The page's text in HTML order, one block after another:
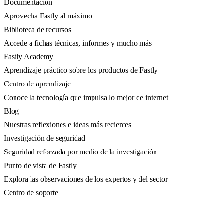
Documentación
Aprovecha Fastly al máximo
Biblioteca de recursos
Accede a fichas técnicas, informes y mucho más
Fastly Academy
Aprendizaje práctico sobre los productos de Fastly
Centro de aprendizaje
Conoce la tecnología que impulsa lo mejor de internet
Blog
Nuestras reflexiones e ideas más recientes
Investigación de seguridad
Seguridad reforzada por medio de la investigación
Punto de vista de Fastly
Explora las observaciones de los expertos y del sector
Centro de soporte